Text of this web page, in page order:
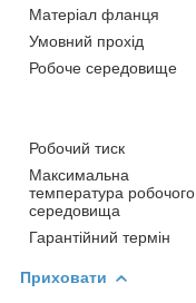
Матеріал фланця
Умовний прохід
Робоче середовище
Робочий тиск
Максимальна
температура робочого
середовища
Гарантійний термін
Приховати